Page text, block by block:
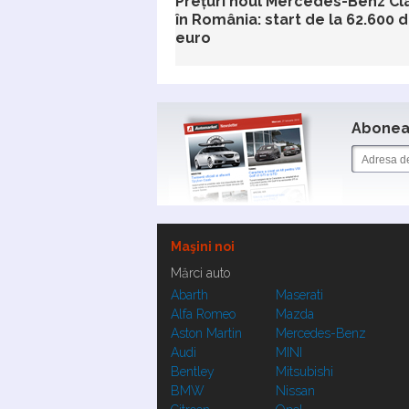
în România: start de la 62.600
euro
Maşini noi
Mărci auto
Abarth
Alfa Romeo
Aston Martin
Audi
Bentley
BMW
Maserati
Mazda
Mercedes-Benz
MINI
Mitsubishi
Nissan